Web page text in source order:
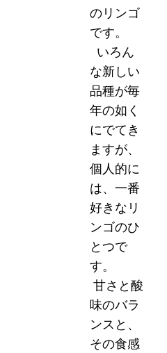
のリンゴ
です。
いろん
な新しい
品種が毎
年の如く
にでてき
ますが、
個人的に
は、一番
好きなリ
ンゴのひ
とつで
す。
甘さと酸
味のバラ
ンスと、
その食感